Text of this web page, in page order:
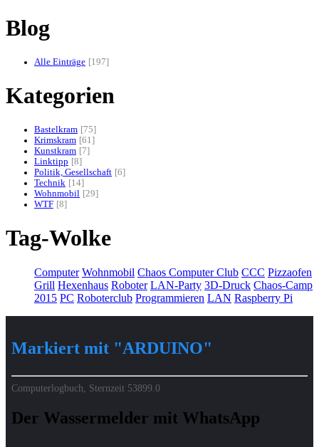
Blog
Alle Einträge 197
Kategorien
Bastelkram
75
Krimskram 61
Kunstkram
7
Linktipp
8
Politik, Gesellschaft 6
Technik
14
Wohnmobil
29
WTF 8
Tag-Wolke
Computer Wohnmobil Chaos Computer Club CCC Pizzaofen
Grill Hexenhaus Roboter LAN-Party 3D-Druck Chaos-Camp
2015 PC Roboterclub Programmieren LAN Raspberry Pi
Markiert mit "ARDUINO"
Computerlogbuch, Sternzeit 53899.0
Der Wassermelder mit WhatsApp